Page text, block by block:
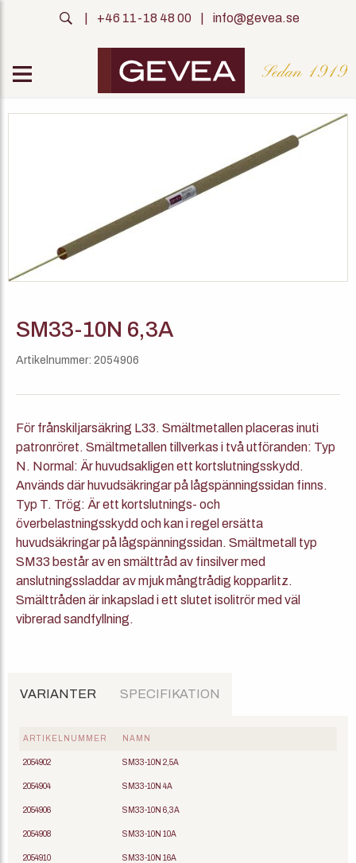
+46 11-18 48 00 info@gevea.se
SM33-10N 6,3A
Artikelnummer: 2054906
För frånskiljarsäkring L33. Smältmetallen placeras inuti
patronröret. Smältmetallen tillverkas i två utföranden: Typ
N. Normal: Är huvudsakligen ett kortslutningsskydd.
Används där huvudsäkringar på lågspänningssidan finns.
Typ T. Trög: Är ett kortslutnings- och
överbelastningsskydd och kan i regel ersätta
huvudsäkringar på lågspänningssidan. Smältmetall typ
SM33 består av en smälttråd av finsilver med
anslutningssladdar av mjuk mångtrådig kopparlitz.
Smälttråden är inkapslad i ett slutet isolitrör med väl
vibrerad sandfyllning.
VARIANTER SPECIFIKATION
ARTIKELNUMMER NAMN
2054902 SM33-10N 2,5A
2054904 SM33-10N 4A
2054906 SM33-10N 6,3A
2054908 SM33-10N 10A
2054910 SM33-10N 16A